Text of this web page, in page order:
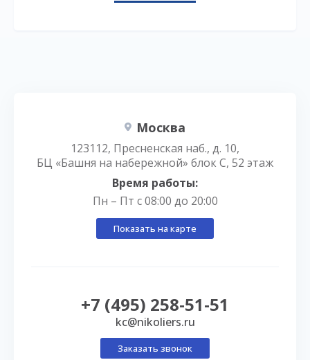
Москва
123112, Пресненская наб., д. 10,
БЦ «Башня на набережной» блок С, 52 этаж
Время работы:
Пн – Пт с 08:00 до 20:00
Показать на карте
+7 (495) 258-51-51
kc@nikoliers.ru
Заказать звонок